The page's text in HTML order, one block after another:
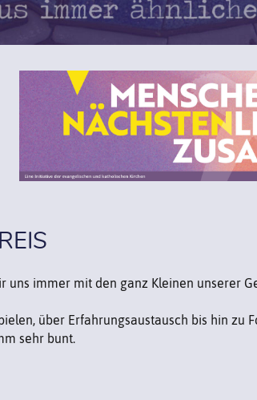
uns immer mit den ganz Kleinen unserer
über Erfahrungsaustausch bis hin zu
sehr bunt.